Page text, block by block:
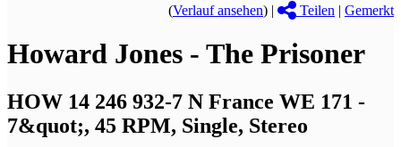
(Verlauf ansehen) | Teilen | Gemerkt
Howard Jones - The Prisoner
HOW 14 246 932-7 N France WE 171 -
7&quot;, 45 RPM, Single, Stereo